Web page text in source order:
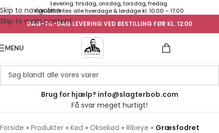
Skip to navigation
Skip to main content
Levering: tirsdag, onsdag, torsdag, fredag.
Kan afhentes alle hverdage & lørdage kl. 10:00 – 17:00
DAG-TIL-DAG LEVERING VED BESTILLING FØR KL. 12:00
MENU
Brug for hjælp? info@slagterbob.com
Få svar meget hurtigt!
Forside » Produkter » Kød » Oksekød » Ribeye » Græsfodret